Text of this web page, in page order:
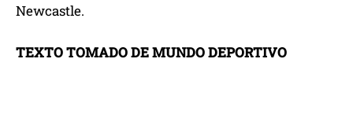
Newcastle.
TEXTO TOMADO DE MUNDO DEPORTIVO